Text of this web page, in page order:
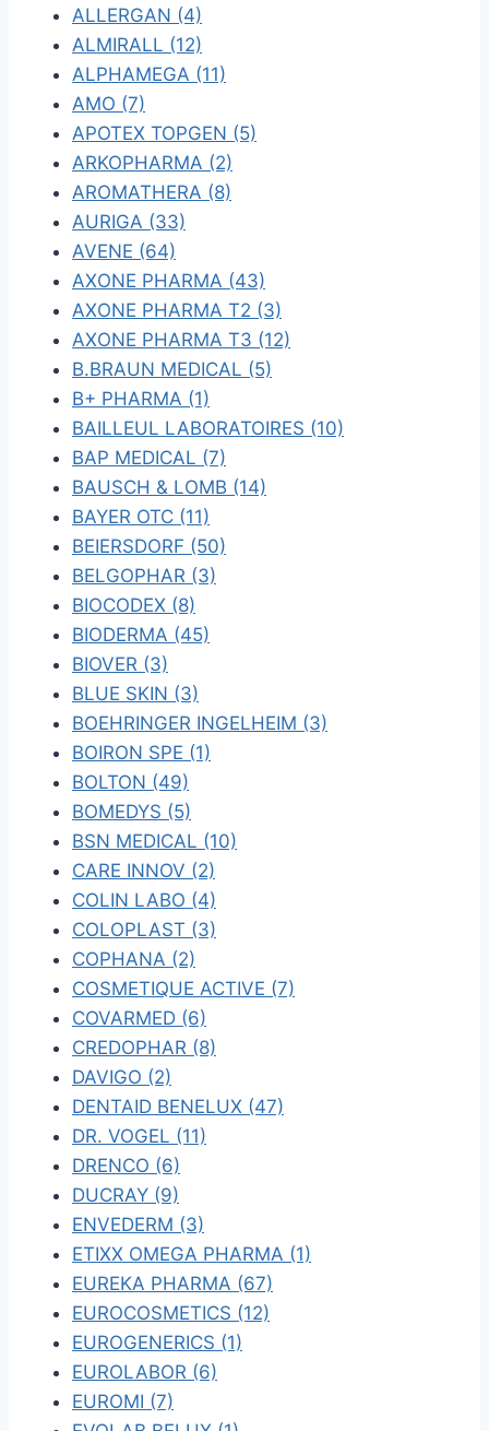
ALLERGAN (4)
ALMIRALL (12)
ALPHAMEGA (11)
AMO (7)
APOTEX TOPGEN (5)
ARKOPHARMA (2)
AROMATHERA (8)
AURIGA (33)
AVENE (64)
AXONE PHARMA (43)
AXONE PHARMA T2 (3)
AXONE PHARMA T3 (12)
B.BRAUN MEDICAL (5)
B+ PHARMA (1)
BAILLEUL LABORATOIRES (10)
BAP MEDICAL (7)
BAUSCH & LOMB (14)
BAYER OTC (11)
BEIERSDORF (50)
BELGOPHAR (3)
BIOCODEX (8)
BIODERMA (45)
BIOVER (3)
BLUE SKIN (3)
BOEHRINGER INGELHEIM (3)
BOIRON SPE (1)
BOLTON (49)
BOMEDYS (5)
BSN MEDICAL (10)
CARE INNOV (2)
COLIN LABO (4)
COLOPLAST (3)
COPHANA (2)
COSMETIQUE ACTIVE (7)
COVARMED (6)
CREDOPHAR (8)
DAVIGO (2)
DENTAID BENELUX (47)
DR. VOGEL (11)
DRENCO (6)
DUCRAY (9)
ENVEDERM (3)
ETIXX OMEGA PHARMA (1)
EUREKA PHARMA (67)
EUROCOSMETICS (12)
EUROGENERICS (1)
EUROLABOR (6)
EUROMI (7)